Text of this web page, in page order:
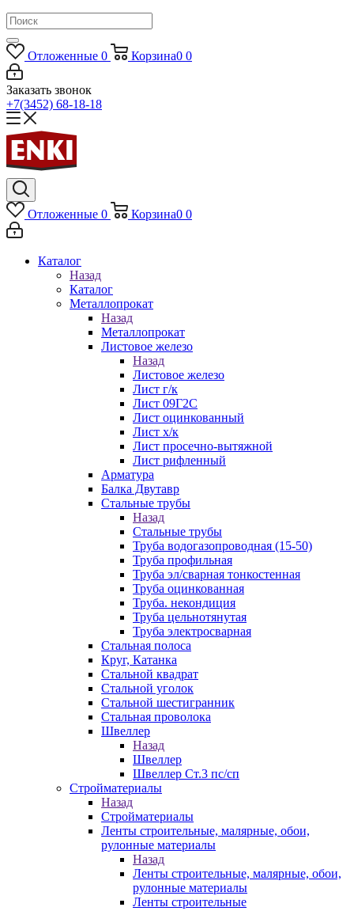
Отложенные 0 Корзина0 0
Заказать звонок
+7(3452) 68-18-18
Отложенные 0 Корзина0 0
Каталог
Назад
Каталог
Металлопрокат
Назад
Металлопрокат
Листовое железо
Назад
Листовое железо
Лист г/к
Лист 09Г2С
Лист оцинкованный
Лист х/к
Лист просечно-вытяжной
Лист рифленный
Арматура
Балка Двутавр
Стальные трубы
Назад
Стальные трубы
Труба водогазопроводная (15-50)
Труба профильная
Труба эл/сварная тонкостенная
Труба оцинкованная
Труба. некондиция
Труба цельнотянутая
Труба электросварная
Стальная полоса
Круг, Катанка
Стальной квадрат
Стальной уголок
Стальной шестигранник
Стальная проволока
Швеллер
Назад
Швеллер
Швеллер Ст.3 пс/сп
Стройматериалы
Назад
Стройматериалы
Ленты строительные, малярные, обои,
рулонные материалы
Назад
Ленты строительные, малярные, обои,
рулонные материалы
Ленты строительные